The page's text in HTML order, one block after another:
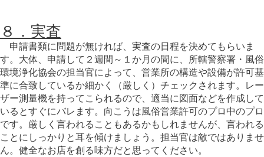
８．実査
申請書類に問題が無ければ、実査の日程を決めてもらいま
す。大体、申請して２週間～１か月の間に、 所轄警察署・風俗
環境浄化協会の担当官によって、営業所の構造や設備が許可基
準に合致しているか細かく（厳しく）チェックされます。レー
ザー測量機を持ってこられるので、適当に図面などを作成して
いるとすぐにバレます。向こうは風俗営業許可のプロ中のプロ
です。厳しく言われることもあるかもしれませんが、言われる
ことにしっかりと耳を傾けましょう。担当官は敵ではありませ
ん。健全なお店を創る味方だと思ってください。